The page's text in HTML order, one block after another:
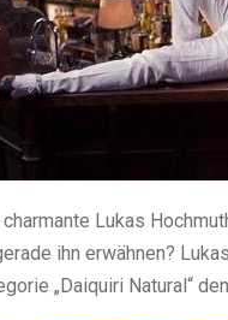
Lukas
ihn erwähnen?
„Daiquiri Natural“